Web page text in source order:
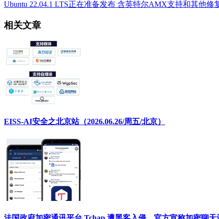
Ubuntu 22.04.1 LTS正在准备发布 含英特尔AMX支持和其他修
相关文章
EISS-AI安全之北京站（2026.06.26/周五/北京）